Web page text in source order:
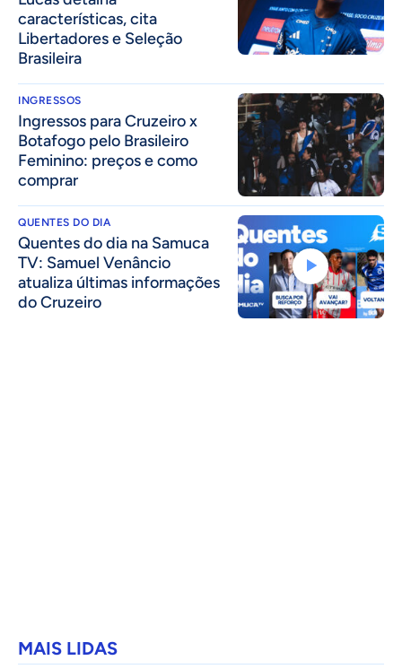
características, cita
Libertadores e Seleção
Brasileira
INGRESSOS
Ingressos para Cruzeiro x
Botafogo pelo Brasileiro
Feminino: preços e como
comprar
QUENTES DO DIA
Quentes do dia na Samuca
TV: Samuel Venâncio
atualiza últimas informações
do Cruzeiro
MAIS LIDAS